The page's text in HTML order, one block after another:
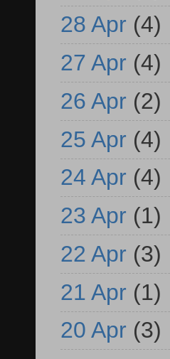
28 Apr (4)
27 Apr (4)
26 Apr (2)
25 Apr (4)
24 Apr (4)
23 Apr (1)
22 Apr (3)
21 Apr (1)
20 Apr (3)